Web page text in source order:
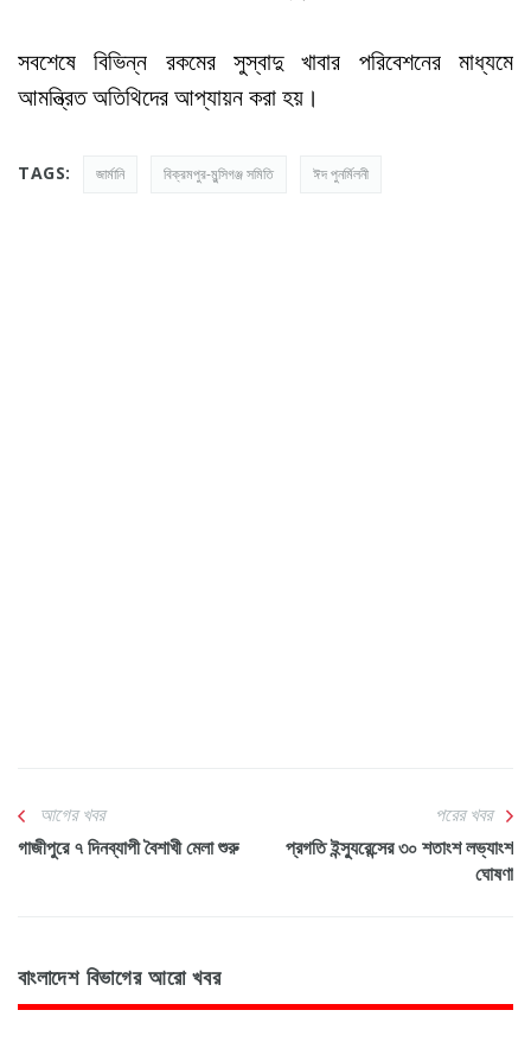
সবশেষে বিভিন্ন রকমের সুস্বাদু খাবার পরিবেশনের মাধ্যমে
আমন্ত্রিত অতিথিদের আপ্যায়ন করা হয়।
TAGS: জার্মানি বিক্রমপুর-মুন্সিগঞ্জ সমিতি ঈদ পুনর্মিলনী
আগের খবর
গাজীপুরে ৭ দিনব্যাপী বৈশাখী মেলা শুরু
পরের খবর
প্রগতি ইন্স্যুরেন্সের ৩০ শতাংশ লভ্যাংশ
ঘোষণা
বাংলাদেশ বিভাগের আরো খবর